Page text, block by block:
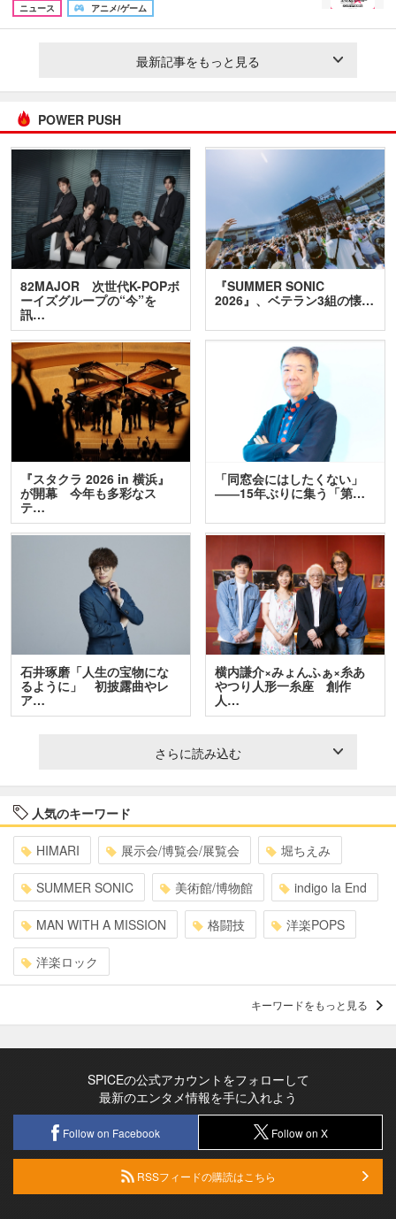
ニュース
アニメ/ゲーム
最新記事をもっと見る
POWER PUSH
82MAJOR 次世代K-POPボ
ーイズグループの“今”を
訊…
『SUMMER SONIC
2026』、ベテラン3組の懐…
『スタクラ 2026 in 横浜』
が開幕 今年も多彩なス
テ…
「同窓会にはしたくない」
――15年ぶりに集う「第…
石井琢磨「人生の宝物にな
るように」 初披露曲やレ
ア…
横内謙介×みょんふぁ×糸あ
やつり人形一糸座 創作
人…
さらに読み込む
人気のキーワード
HIMARI 展示会/博覧会/展覧会 堀ちえみ
SUMMER SONIC 美術館/博物館 indigo la End
MAN WITH A MISSION 格闘技 洋楽POPS
洋楽ロック
キーワードをもっと見る
SPICEの公式アカウントをフォローして
最新のエンタメ情報を手に入れよう
Follow on Facebook Follow on X
RSSフィードの購読はこちら